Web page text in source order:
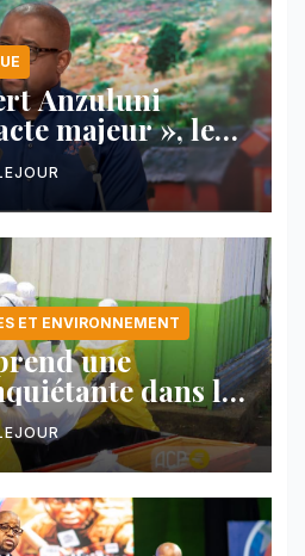
Anzuluni
majeur », le
des
ET ENVIRONNEMENT
une
dans le